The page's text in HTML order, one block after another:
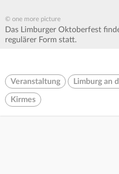
© one more picture
Das Limburger Oktoberfest
regulärer Form statt.
Veranstaltung Limburg an
Kirmes